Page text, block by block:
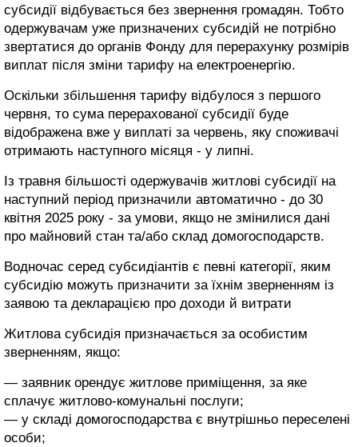
субсидії відбувається без звернення громадян. Тобто
одержувачам уже призначених субсидій не потрібно
звертатися до органів Фонду для перерахунку розмірів
виплат після зміни тарифу на електроенергію.
Оскільки збільшення тарифу відбулося з першого
червня, то сума перерахованої субсидії буде
відображена вже у виплаті за червень, яку споживачі
отримають наступного місяця - у липні.
Із травня більшості одержувачів житлові субсидії на
наступний період призначили автоматично - до 30
квітня 2025 року - за умови, якщо не змінилися дані
про майновий стан та/або склад домогосподарств.
Водночас серед субсидіантів є певні категорії, яким
субсидію можуть призначити за їхнім зверненням із
заявою та декларацією про доходи й витрати
Житлова субсидія призначається за особистим
зверненням, якщо:
— заявник орендує житлове приміщення, за яке
сплачує житлово-комунальні послуги;
— у складі домогосподарства є внутрішньо переселені
особи;